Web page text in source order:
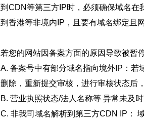
到CDN等第三方IP时，必须确保域名在
到香港等非境内IP，且要有域名绑定且
若您的网站因备案方面的原因导致被暂
A. 备案号中有部分域名指向境外IP：若
删除，重新提交审核，进行审核状态后
B. 营业执照状态/法人名称等 异常未及
C. 非我司域名解析到第三方CDN IP：